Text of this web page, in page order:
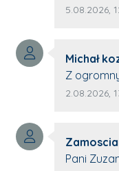
młode
z nim
Artur.
Data
5.08.2026,
Autor
Michał
Treść
Z
materiał. ❤️ Jestem naprawdę
pokory i
pokazują,
Data
2.08.2026,
Autor
Treść
Pani